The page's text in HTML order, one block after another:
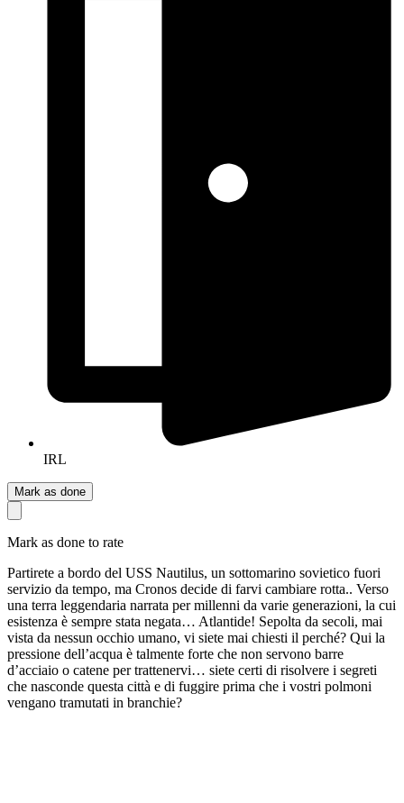
IRL
Mark as done
Mark as done to rate
Partirete a bordo del USS Nautilus, un sottomarino sovietico fuori
servizio da tempo, ma Cronos decide di farvi cambiare rotta.. Verso
una terra leggendaria narrata per millenni da varie generazioni, la cui
esistenza è sempre stata negata… Atlantide! Sepolta da secoli, mai
vista da nessun occhio umano, vi siete mai chiesti il perché? Qui la
pressione dell’acqua è talmente forte che non servono barre
d’acciaio o catene per trattenervi… siete certi di risolvere i segreti
che nasconde questa città e di fuggire prima che i vostri polmoni
vengano tramutati in branchie?